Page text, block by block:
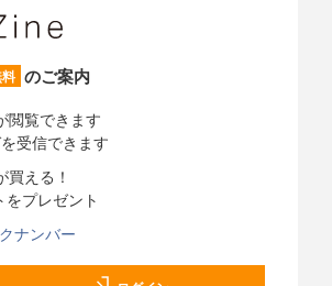
のご案内
閲覧できます
受信できます
買える！
プレゼント
ナンバー